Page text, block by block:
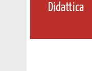
Didattica